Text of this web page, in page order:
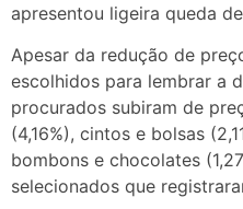
apresentou ligeira queda
Apesar da redução de
escolhidos para lembrar a
procurados subiram de
(4,16%), cintos e bolsas
bombons e chocolates
selecionados que